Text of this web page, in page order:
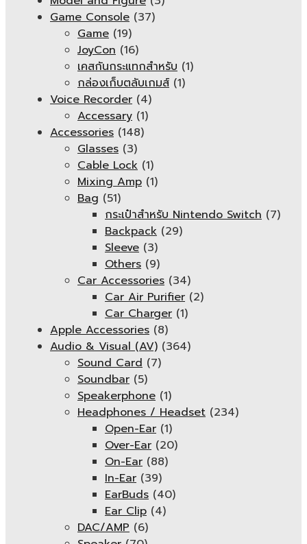
Game Console (37)
Game (19)
JoyCon (16)
เคสกันกระแทกสำหรับ (1)
กล่องเก็บตลับเกมส์ (1)
Voice Recorder (4)
Accessary (1)
Accessories (148)
Glasses (3)
Cable Lock (1)
Mixing Amp (1)
Bag (51)
กระเป๋าสำหรับ Nintendo Switch (7)
Backpack (29)
Sleeve (3)
Others (9)
Car Accessories (34)
Car Air Purifier (2)
Car Charger (1)
Apple Accessories (8)
Audio & Visual (AV) (364)
Sound Card (7)
Soundbar (5)
Speakerphone (1)
Headphones / Headset (234)
Open-Ear (1)
Over-Ear (20)
On-Ear (88)
In-Ear (39)
EarBuds (40)
Ear Clip (4)
DAC/AMP (6)